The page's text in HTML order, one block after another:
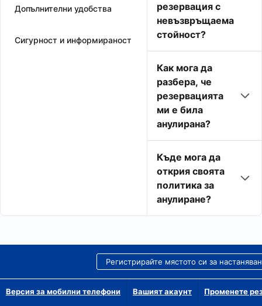
Допълнителни удобства
Сигурност и информираност
резервация с
невъзвръщаема
стойност?
Как мога да
разбера, че
резервацията
ми е била
анулирана?
Къде мога да
открия своята
политика за
анулиране?
Регистрирайте мястото си за
Версия за мобилни телефони Вашият акаунт Променете